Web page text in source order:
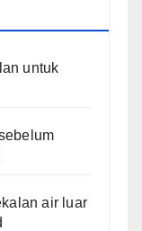
untuk
air luar